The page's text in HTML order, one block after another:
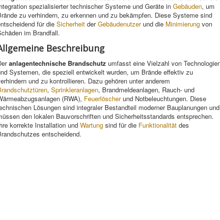
spezialisierter technischer Systeme und Geräte in Gebäuden, um
zu verhindern, zu erkennen und zu bekämpfen. Diese Systeme sind
für die Sicherheit derGebäudenutzerund die Minimierung von
im Brandfall.
Beschreibung
anlagentechnische Brandschutz umfasst eine Vielzahl von
Systemen, die speziell entwickelt wurden, um Brände effektiv zu
und zu kontrollieren. Dazu gehören unter anderem
, Sprinkleranlagen, Brandmeldeanlagen, Rauch- und
(RWA), Feuerlöscherund Notbeleuchtungen. Diese
Lösungen sind integraler Bestandteil moderner Bauplanungen und
den lokalen Bauvorschriften und Sicherheitsstandards entsprechen.
korrekte Installation und Wartung sind für die Funktionalität des
entscheidend.